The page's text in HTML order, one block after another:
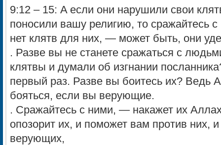
9:12 – 15: A если они нарушили свои
поносили вашу религию, то сражайтесь
нет клятв для них, — может быть, они
. Разве вы не станете сражаться c
клятвы и думали об изгнании
первый раз. Разве вы боитесь их? Ведь
бояться, если вы верующие.
. Сражайтесь c ними, — накажет их
опозорит их, и поможет вам против них,
верующих,